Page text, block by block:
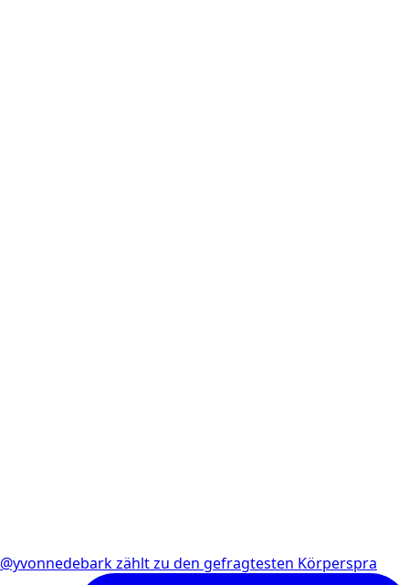
@yvonnedebark zählt zu den gefragtesten Körperspra